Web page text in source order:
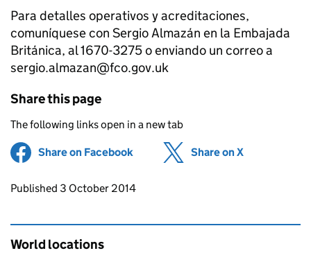
Para detalles operativos y acreditaciones,
comuníquese con Sergio Almazán en la Embajada
Británica, al 1670-3275 o enviando un correo a
sergio.almazan@fco.gov.uk
Share this page
The following links open in a new tab
Share on Facebook (opens in new tab)
Share on X
Updates to this page
Published 3 October 2014
World locations